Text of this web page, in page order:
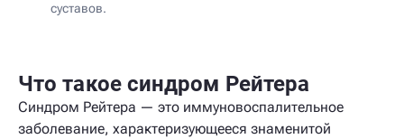
суставов.
Что такое синдром Рейтера
Синдром Рейтера — это иммуновоспалительное
заболевание, характеризующееся знаменитой